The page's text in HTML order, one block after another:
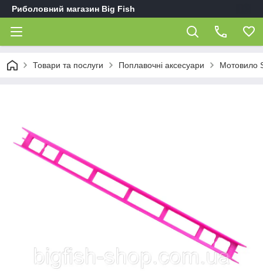
Риболовний магазин Big Fish
Товари та послуги Поплавочні аксесуари Мотовило